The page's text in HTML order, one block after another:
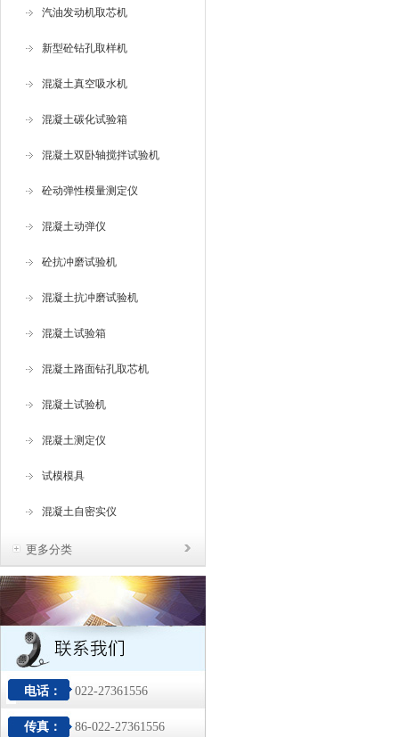
汽油发动机取芯机
新型砼钻孔取样机
混凝土真空吸水机
混凝土碳化试验箱
混凝土双卧轴搅拌试验机
砼动弹性模量测定仪
混凝土动弹仪
砼抗冲磨试验机
混凝土抗冲磨试验机
混凝土试验箱
混凝土路面钻孔取芯机
混凝土试验机
混凝土测定仪
试模模具
混凝土自密实仪
更多分类
电话： 022-27361556
传真： 86-022-27361556